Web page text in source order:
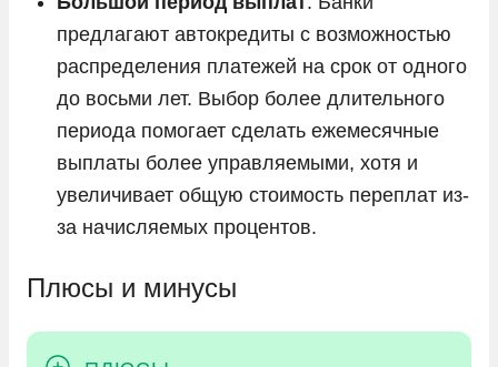
предлагают автокредиты с возможностью
распределения платежей на срок от одного
до восьми лет. Выбор более длительного
периода помогает сделать ежемесячные
выплаты более управляемыми, хотя и
увеличивает общую стоимость переплат из-
за начисляемых процентов.
Плюсы и минусы